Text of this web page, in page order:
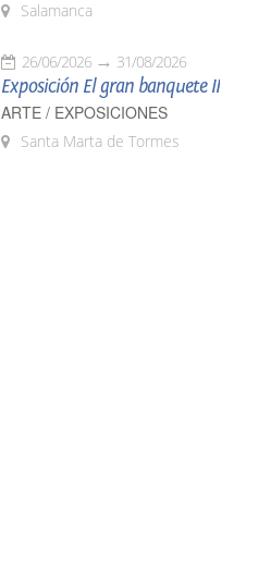
Salamanca
26/06/2026 31/08/2026
Exposición El gran banquete II
ARTE / EXPOSICIONES
Santa Marta de Tormes